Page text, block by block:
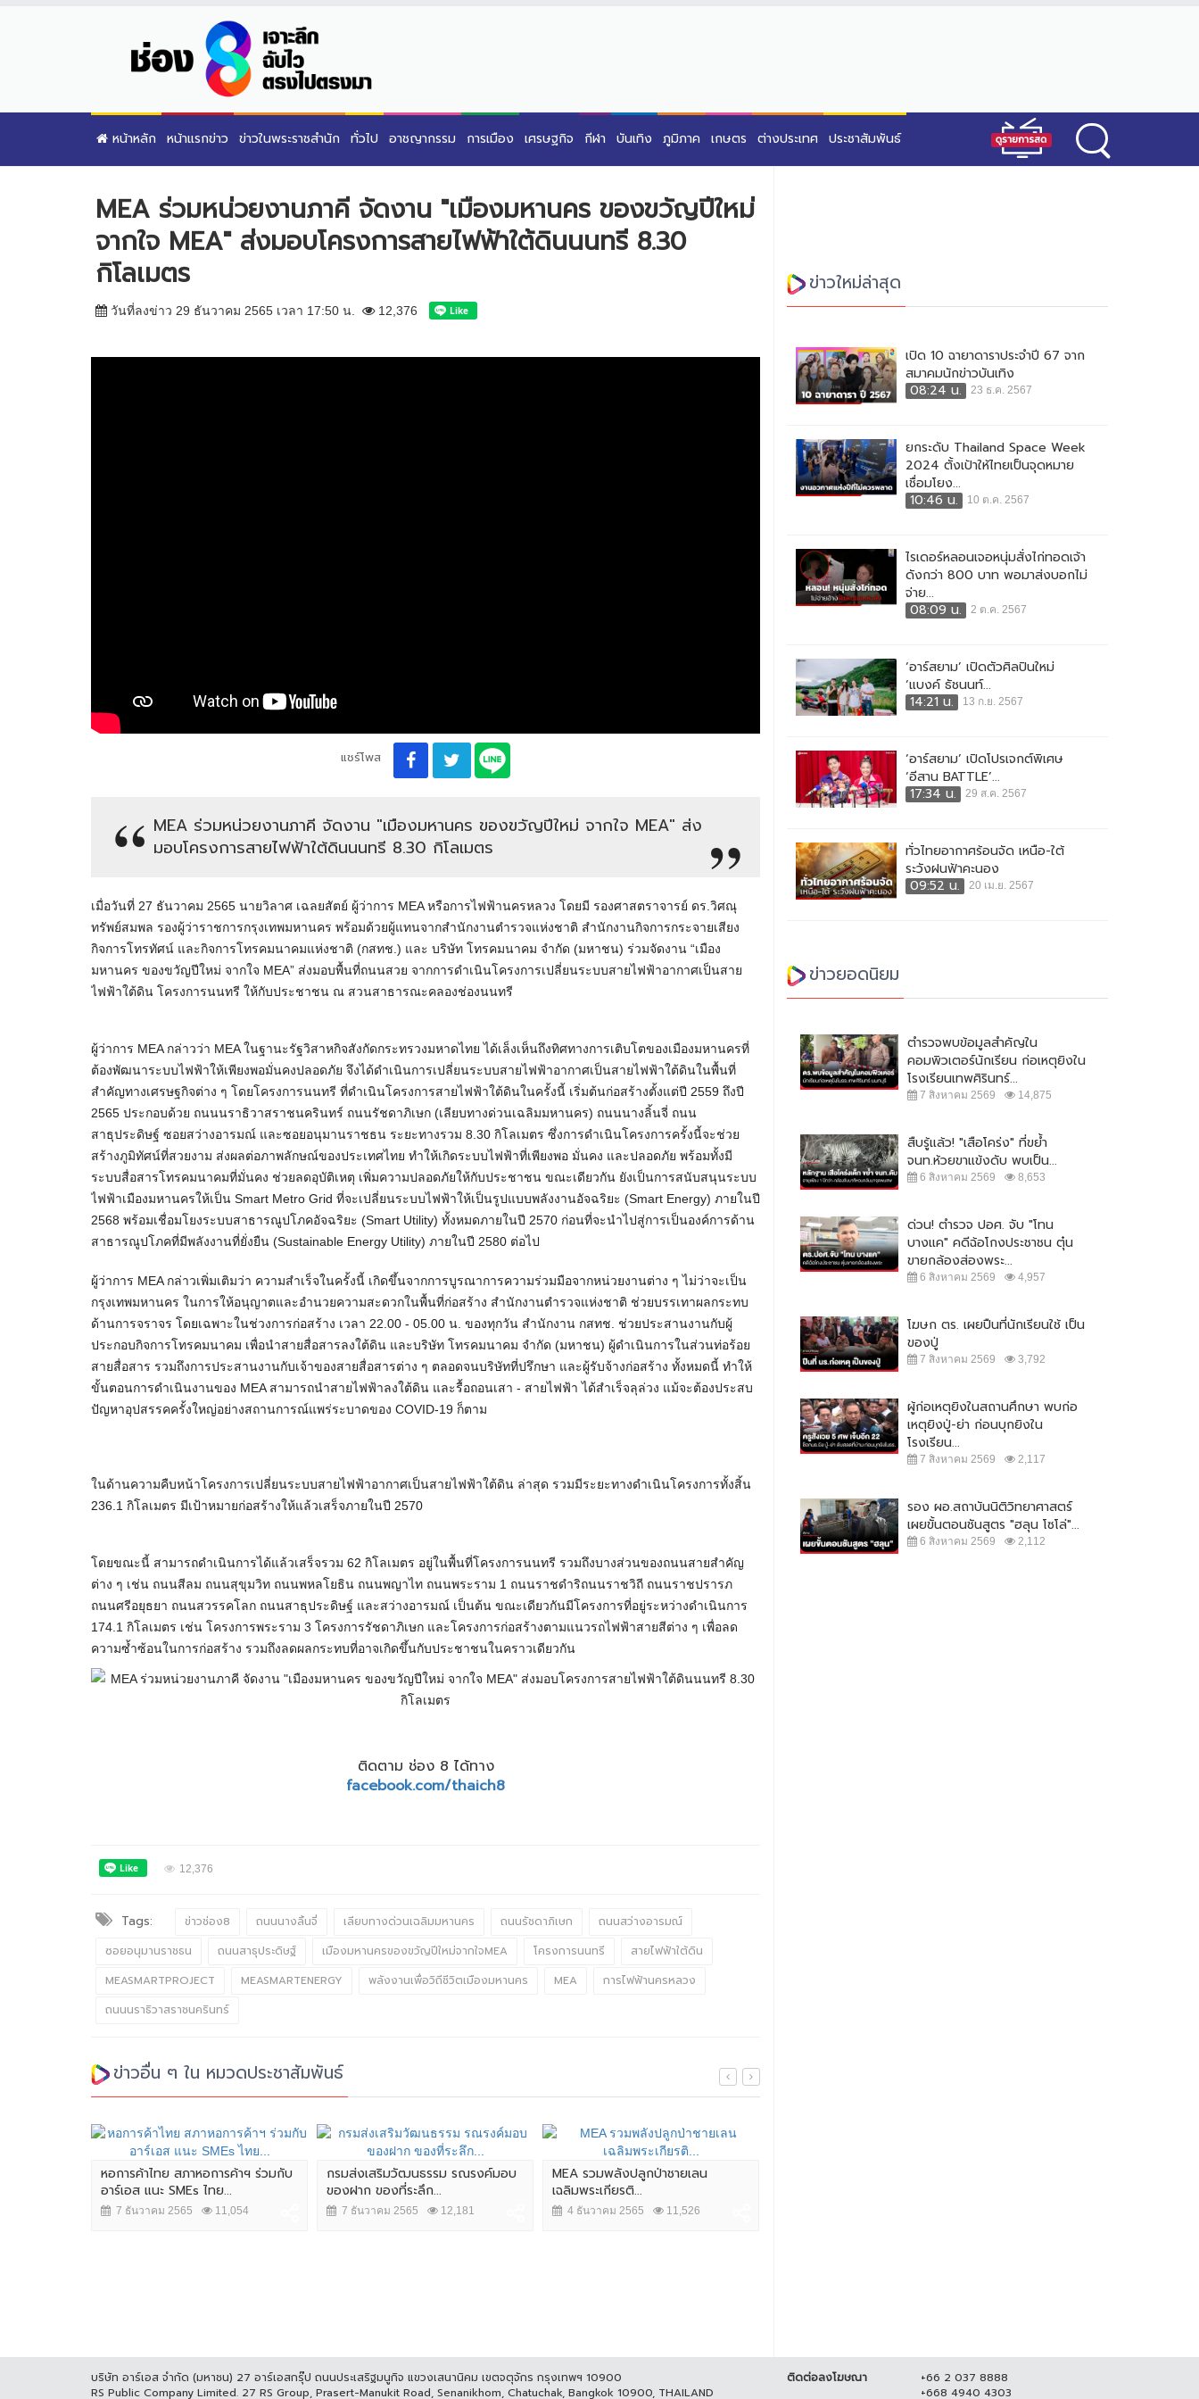
หน้าหลัก หน้าแรกข่าว ข่าวในพระราชสำนัก ทั่วไป อาชญากรรม การเมือง เศรษฐกิจ กีฬา บันเทิง ภูมิภาค เกษตร ต่างประเทศ ประชาสัมพันธ์
MEA ร่วมหน่วยงานภาคี จัดงาน "เมืองมหานคร ของขวัญปีใหม่
จากใจ MEA" ส่งมอบโครงการสายไฟฟ้าใต้ดินนนทรี 8.30
กิโลเมตร
วันที่ลงข่าว 29 ธันวาคม 2565 เวลา 17:50 น. 12,376
แชร์โพส
MEA ร่วมหน่วยงานภาคี จัดงาน "เมืองมหานคร ของขวัญปีใหม่ จากใจ MEA" ส่ง
มอบโครงการสายไฟฟ้าใต้ดินนนทรี 8.30 กิโลเมตร
เมื่อวันที่ 27 ธันวาคม 2565 นายวิลาศ เฉลยสัตย์ ผู้ว่าการ MEA หรือการไฟฟ้านครหลวง โดยมี รองศาสตราจารย์ ดร.วิศณุ
ทรัพย์สมพล รองผู้ว่าราชการกรุงเทพมหานคร พร้อมด้วยผู้แทนจากสำนักงานตำรวจแห่งชาติ สำนักงานกิจการกระจายเสียง
กิจการโทรทัศน์ และกิจการโทรคมนาคมแห่งชาติ (กสทช.) และ บริษัท โทรคมนาคม จำกัด (มหาชน) ร่วมจัดงาน “เมือง
มหานคร ของขวัญปีใหม่ จากใจ MEA” ส่งมอบพื้นที่ถนนสวย จากการดำเนินโครงการเปลี่ยนระบบสายไฟฟ้าอากาศเป็นสาย
ไฟฟ้าใต้ดิน โครงการนนทรี ให้กับประชาชน ณ สวนสาธารณะคลองช่องนนทรี
ผู้ว่าการ MEA กล่าวว่า MEA ในฐานะรัฐวิสาหกิจสังกัดกระทรวงมหาดไทย ได้เล็งเห็นถึงทิศทางการเติบโตของเมืองมหานครที่
ต้องพัฒนาระบบไฟฟ้าให้เพียงพอมั่นคงปลอดภัย จึงได้ดำเนินการเปลี่ยนระบบสายไฟฟ้าอากาศเป็นสายไฟฟ้าใต้ดินในพื้นที่
สำคัญทางเศรษฐกิจต่าง ๆ โดยโครงการนนทรี ที่ดำเนินโครงการสายไฟฟ้าใต้ดินในครั้งนี้ เริ่มต้นก่อสร้างตั้งแต่ปี 2559 ถึงปี
2565 ประกอบด้วย ถนนนราธิวาสราชนครินทร์ ถนนรัชดาภิเษก (เลียบทางด่วนเฉลิมมหานคร) ถนนนางลิ้นจี่ ถนน
สาธุประดิษฐ์ ซอยสว่างอารมณ์ และซอยอนุมานราชธน ระยะทางรวม 8.30 กิโลเมตร ซึ่งการดำเนินโครงการครั้งนี้จะช่วย
สร้างภูมิทัศน์ที่สวยงาม ส่งผลต่อภาพลักษณ์ของประเทศไทย ทำให้เกิดระบบไฟฟ้าที่เพียงพอ มั่นคง และปลอดภัย พร้อมทั้งมี
ระบบสื่อสารโทรคมนาคมที่มั่นคง ช่วยลดอุบัติเหตุ เพิ่มความปลอดภัยให้กับประชาชน ขณะเดียวกัน ยังเป็นการสนับสนุนระบบ
ไฟฟ้าเมืองมหานครให้เป็น Smart Metro Grid ที่จะเปลี่ยนระบบไฟฟ้าให้เป็นรูปแบบพลังงานอัจฉริยะ (Smart Energy) ภายในปี
2568 พร้อมเชื่อมโยงระบบสาธารณูปโภคอัจฉริยะ (Smart Utility) ทั้งหมดภายในปี 2570 ก่อนที่จะนำไปสู่การเป็นองค์การด้าน
สาธารณูปโภคที่มีพลังงานที่ยั่งยืน (Sustainable Energy Utility) ภายในปี 2580 ต่อไป
ผู้ว่าการ MEA กล่าวเพิ่มเติมว่า ความสำเร็จในครั้งนี้ เกิดขึ้นจากการบูรณาการความร่วมมือจากหน่วยงานต่าง ๆ ไม่ว่าจะเป็น
กรุงเทพมหานคร ในการให้อนุญาตและอำนวยความสะดวกในพื้นที่ก่อสร้าง สำนักงานตำรวจแห่งชาติ ช่วยบรรเทาผลกระทบ
ด้านการจราจร โดยเฉพาะในช่วงการก่อสร้าง เวลา 22.00 - 05.00 น. ของทุกวัน สำนักงาน กสทช. ช่วยประสานงานกับผู้
ประกอบกิจการโทรคมนาคม เพื่อนำสายสื่อสารลงใต้ดิน และบริษัท โทรคมนาคม จำกัด (มหาชน) ผู้ดำเนินการในส่วนท่อร้อย
สายสื่อสาร รวมถึงการประสานงานกับเจ้าของสายสื่อสารต่าง ๆ ตลอดจนบริษัทที่ปรึกษา และผู้รับจ้างก่อสร้าง ทั้งหมดนี้ ทำให้
ขั้นตอนการดำเนินงานของ MEA สามารถนำสายไฟฟ้าลงใต้ดิน และรื้อถอนเสา - สายไฟฟ้า ได้สำเร็จลุล่วง แม้จะต้องประสบ
ปัญหาอุปสรรคครั้งใหญ่อย่างสถานการณ์แพร่ระบาดของ COVID-19 ก็ตาม
ในด้านความคืบหน้าโครงการเปลี่ยนระบบสายไฟฟ้าอากาศเป็นสายไฟฟ้าใต้ดิน ล่าสุด รวมมีระยะทางดำเนินโครงการทั้งสิ้น
236.1 กิโลเมตร มีเป้าหมายก่อสร้างให้แล้วเสร็จภายในปี 2570
โดยขณะนี้ สามารถดำเนินการได้แล้วเสร็จรวม 62 กิโลเมตร อยู่ในพื้นที่โครงการนนทรี รวมถึงบางส่วนของถนนสายสำคัญ
ต่าง ๆ เช่น ถนนสีลม ถนนสุขุมวิท ถนนพหลโยธิน ถนนพญาไท ถนนพระราม 1 ถนนราชดำริถนนราชวิถี ถนนราชปรารภ
ถนนศรีอยุธยา ถนนสวรรคโลก ถนนสาธุประดิษฐ์ และสว่างอารมณ์ เป็นต้น ขณะเดียวกันมีโครงการที่อยู่ระหว่างดำเนินการ
174.1 กิโลเมตร เช่น โครงการพระราม 3 โครงการรัชดาภิเษก และโครงการก่อสร้างตามแนวรถไฟฟ้าสายสีต่าง ๆ เพื่อลด
ความซ้ำซ้อนในการก่อสร้าง รวมถึงลดผลกระทบที่อาจเกิดขึ้นกับประชาชนในคราวเดียวกัน
ติดตาม ช่อง 8 ได้ทาง
facebook.com/thaich8
12,376
Tags: ข่าวช่อง8 ถนนนางลิ้นจี่ เลียบทางด่วนเฉลิมมหานคร ถนนรัชดาภิเษก
ถนนสว่างอารมณ์
ซอยอนุมานราชธน
ถนนสาธุประดิษฐ์ เมืองมหานครของขวัญปีใหม่จากใจMEA โครงการนนทรี
สายไฟฟ้าใต้ดิน
MEASMARTPROJECT
MEASMARTENERGY พลังงานเพื่อวิถีชีวิตเมืองมหานคร MEA
การไฟฟ้านครหลวง
ถนนนราธิวาสราชนครินทร์
ข่าวอื่น ๆ ใน หมวดประชาสัมพันธ์
หอการค้าไทย สภาหอการค้าฯ ร่วมกับ
อาร์เอส แนะ SMEs ไทย...
7 ธันวาคม 2565 11,054
กรมส่งเสริมวัฒนธรรม รณรงค์มอบ
ของฝาก ของที่ระลึก...
7 ธันวาคม 2565 12,181
MEA รวมพลังปลูกป่าชายเลน
เฉลิมพระเกียรติ...
4 ธันวาคม 2565 11,526
ข่าวใหม่ล่าสุด
เปิด 10 ฉายาดาราประจำปี 67 จาก
สมาคมนักข่าวบันเทิง
08:24 น.
23 ธ.ค. 2567
ยกระดับ Thailand Space Week
2024 ตั้งเป้าให้ไทยเป็นจุดหมาย
เชื่อมโยง...
10:46 น.
10 ต.ค. 2567
ไรเดอร์หลอนเจอหนุ่มสั่งไก่ทอดเจ้า
ดังกว่า 800 บาท พอมาส่งบอกไม่
จ่าย...
08:09 น.
2 ต.ค. 2567
‘อาร์สยาม’ เปิดตัวศิลปินใหม่
‘แบงค์ ธัชนนท์...
14:21 น.
13 ก.ย. 2567
‘อาร์สยาม’ เปิดโปรเจกต์พิเศษ
‘อีสาน BATTLE’...
17:34 น.
29 ส.ค. 2567
ทั่วไทยอากาศร้อนจัด เหนือ-ใต้
ระวังฝนฟ้าคะนอง
09:52 น.
20 เม.ย. 2567
ข่าวยอดนิยม
ตำรวจพบข้อมูลสำคัญใน
คอมพิวเตอร์นักเรียน ก่อเหตุยิงใน
โรงเรียนเทพศิรินทร์...
7 สิงหาคม 2569 14,875
สืบรู้แล้ว! "เสือโคร่ง" ที่ขย้ำ
จนท.ห้วยขาแข้งดับ พบเป็น...
6 สิงหาคม 2569 8,653
ด่วน! ตำรวจ ปอศ. จับ "โทน
บางแค" คดีฉ้อโกงประชาชน ตุ๋น
ขายกล้องส่องพระ...
6 สิงหาคม 2569 4,957
โฆษก ตร. เผยปืนที่นักเรียนใช้ เป็น
ของปู่
7 สิงหาคม 2569 3,792
ผู้ก่อเหตุยิงในสถานศึกษา พบก่อ
เหตุยิงปู่-ย่า ก่อนบุกยิงใน
โรงเรียน...
7 สิงหาคม 2569 2,117
รอง ผอ.สถาบันนิติวิทยาศาสตร์
เผยขั้นตอนชันสูตร "ฮลุน โซโล่"...
6 สิงหาคม 2569 2,112
บริษัท อาร์เอส จำกัด (มหาชน) 27 อาร์เอสกรุ๊ป ถนนประเสริฐมนูกิจ แขวงเสนานิคม เขตจตุจักร กรุงเทพฯ 10900
RS Public Company Limited. 27 RS Group, Prasert-Manukit Road, Senanikhom, Chatuchak, Bangkok 10900, THAILAND
ติดต่อลงโฆษณา
+66 2 037 8888
+668 4940 4303